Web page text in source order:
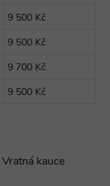
9 500 Kč
9 500 Kč
9 700 Kč
9 500 Kč
kauce